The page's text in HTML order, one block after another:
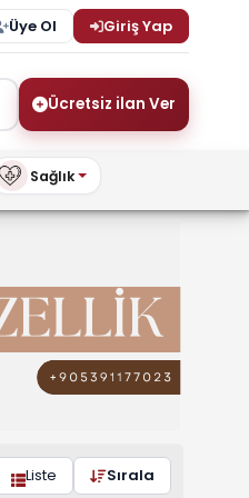
Üye Ol Giriş Yap
Ücretsiz ilan Ver
Sağlık
Liste Sırala